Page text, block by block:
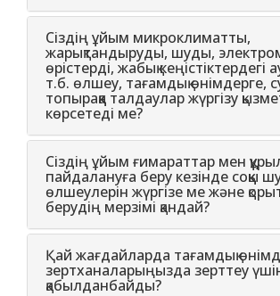
Сіздің ұйым микроклиматты,
жарықтандыруды, шуды,
өрістерді, жабық
т.б. өлшеу, тағамдық өнімдерге,
топыраққа талдаулар жүргізу
көрсетеді ме?
Сіздің ұйым ғимараттар мен
пайдалануға беру кезінде соққы
өлшеулерін жүргізе ме және
берудің мерзімі қандай?
Қай жағдайларда тағамдық
зертханаларыңызда зерттеу
қабылданбайды?